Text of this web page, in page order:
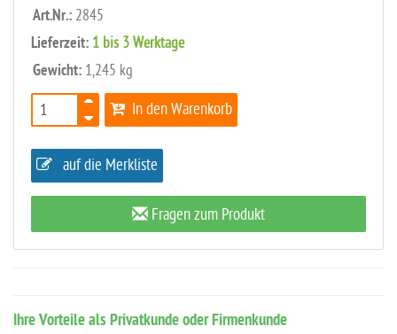
Art.Nr.: 2845
Lieferzeit: 1 bis 3 Werktage
Gewicht: 1,245 kg
In den Warenkorb
auf die Merkliste
Fragen zum Produkt
Ihre Vorteile als Privatkunde oder Firmenkunde